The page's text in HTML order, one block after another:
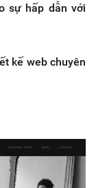
sự hấp dẫn với
kế web chuyên